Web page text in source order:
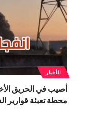
الأخبار
أصيب في الحريق
محطة تعبئة قوارير